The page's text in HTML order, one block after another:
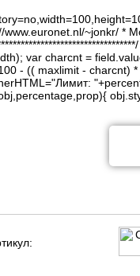
www.euronet.nl/~jonkr/ *
var charcnt =
- (( maxlimit - charcnt)